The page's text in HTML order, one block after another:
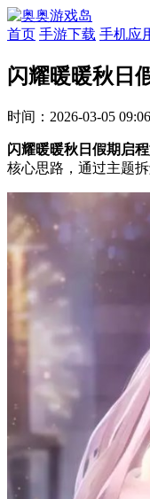
首页 手游下载 手机应
闪耀暖暖秋日
时间：2026-03-05
闪耀暖暖秋日假期启
核心思路，通过主题